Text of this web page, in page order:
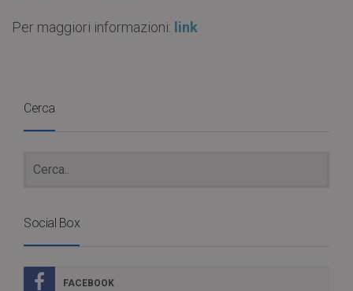
Per maggiori informazioni: link
Cerca
Social Box
FACEBOOK